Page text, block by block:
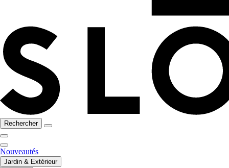
Rechercher
Nouveautés
Jardin & Extérieur